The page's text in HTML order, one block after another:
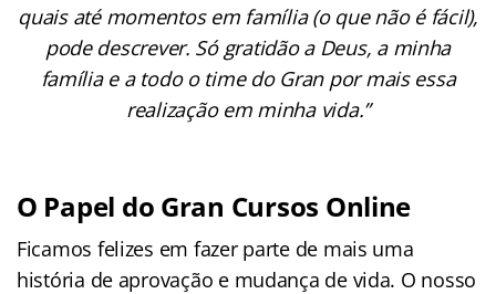
quais até momentos em família (o que não é fácil),
pode descrever. Só gratidão a Deus, a minha
família e a todo o time do Gran por mais essa
realização em minha vida.”
O Papel do Gran Cursos Online
Ficamos felizes em fazer parte de mais uma
história de aprovação e mudança de vida. O nosso